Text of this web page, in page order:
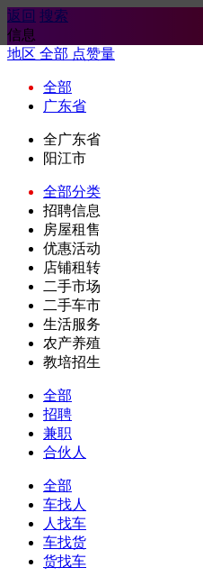
返回 搜索
信息
地区 全部 点赞量
全部
广东省
全广东省
阳江市
全部分类
招聘信息
房屋租售
优惠活动
店铺租转
二手市场
二手车市
生活服务
农产养殖
教培招生
全部
招聘
兼职
合伙人
全部
车找人
人找车
车找货
货找车